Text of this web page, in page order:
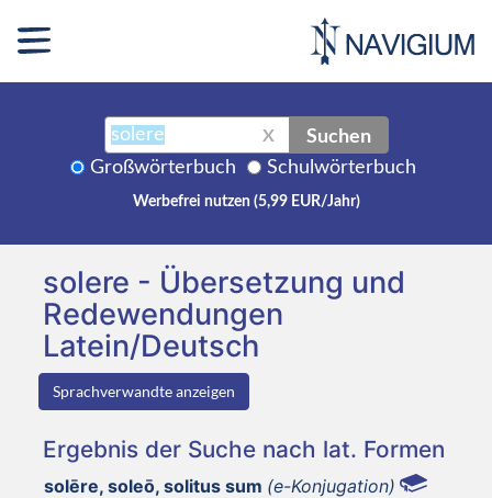
X Suchen
Großwörterbuch Schulwörterbuch
Werbefrei nutzen (5,99 EUR/Jahr)
solere - Übersetzung und
Redewendungen
Latein/Deutsch
Sprachverwandte anzeigen
Ergebnis der Suche nach lat. Formen
solēre, soleō, solitus sum (e-Konjugation)